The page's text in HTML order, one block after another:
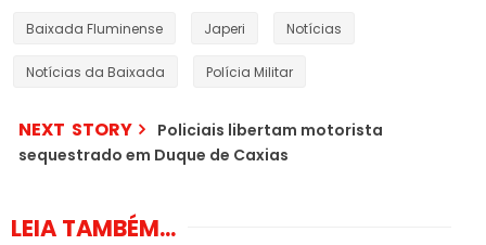
Baixada Fluminense Japeri Notícias
Notícias da Baixada Polícia Militar
NEXT STORY
Policiais libertam motorista
sequestrado em Duque de Caxias
LEIA TAMBÉM...